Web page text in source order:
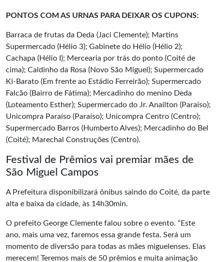
PONTOS COM AS URNAS PARA DEIXAR OS CUPONS:
Barraca de frutas da Deda (Jaci Clemente); Martins
Supermercado (Hélio 3); Gabinete do Hélio (Hélio 2);
Cachapa (Hélio I); Mercearia por trás do ponto (Coité de
cima); Caldinho da Rosa (Novo São Miguel); Supermercado
Ki-Barato (Em frente ao Estádio Ferreirão); Supermercado
Falcão (Bairro de Fátima); Mercadinho do menino Deda
(Loteamento Esther); Supermercado do Jr. Anailton (Paraíso);
Unicompra Paraíso (Paraíso); Unicompra Centro (Centro);
Supermercado Barros (Humberto Alves); Mercadinho do Bel
(Coité); Marechal Construções (Centro).
Festival de Prêmios vai premiar mães de
São Miguel Campos
A Prefeitura disponibilizará ônibus saindo do Coité, da parte
alta e baixa da cidade, às 14h30min.
O prefeito George Clemente falou sobre o evento. “Este
ano, mais uma vez, faremos essa grande festa. Será um
momento de diversão para todas as mães miguelenses. Elas
merecem! Teremos mais de 50 prêmios e muita animação